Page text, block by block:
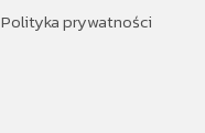
Polityka prywatności